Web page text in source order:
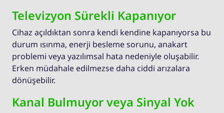
Televizyon Sürekli Kapanıyor
Cihaz açıldıktan sonra kendi kendine kapanıyorsa bu
durum ısınma, enerji besleme sorunu, anakart
problemi veya yazılımsal hata nedeniyle oluşabilir.
Erken müdahale edilmezse daha ciddi arızalara
dönüşebilir.
Kanal Bulmuyor veya Sinyal Yok